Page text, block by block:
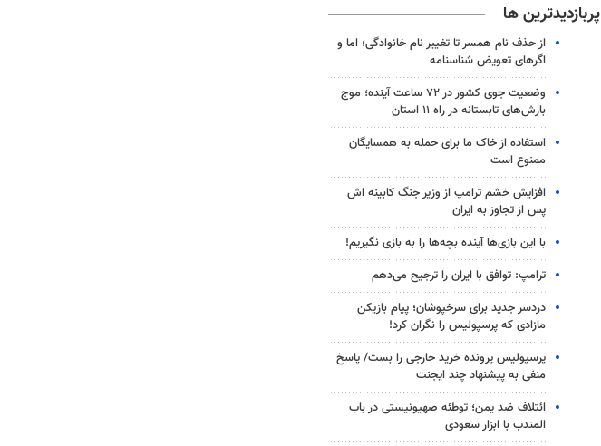
پربازدیدترین ها
از حذف نام همسر تا تغییر نام خانوادگی؛ اما و
اگرهای تعویض شناسنامه
وضعیت جوی کشور در ۷۲ ساعت آینده؛ موج
بارش‌های تابستانه در راه ۱۱ استان
استفاده از خاک ما برای حمله به همسایگان
ممنوع است
افزایش خشم ترامپ از وزیر جنگ کابینه اش
پس از تجاوز به ایران
با این بازی‌ها آینده بچه‌ها را به بازی نگیریم!
ترامپ: توافق با ایران را ترجیح می‌دهم
دردسر جدید برای سرخپوشان؛ پیام بازیکن
مازادی که پرسپولیس را نگران کرد!
پرسپولیس پرونده خرید خارجی را بست/ پاسخ
منفی به پیشنهاد چند ایجنت
ائتلاف ضد یمن؛ توطئه صهیونیستی در باب
المندب با ابزار سعودی